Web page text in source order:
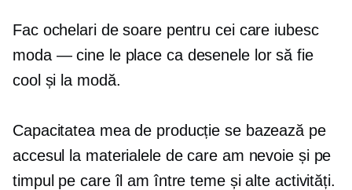
Fac ochelari de soare pentru cei care iubesc
moda — cinele place ca desenele lor să fie
cool și la modă.
Capacitatea mea de producție se bazează pe
accesul la materialele de care am nevoie și pe
timpul pe care îl am între teme și alte activități.